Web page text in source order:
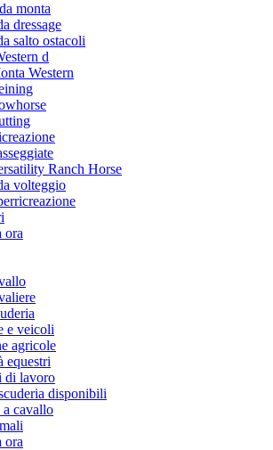
monta
dressage
salto ostacoli
d
Western
Ranch Horse
volteggio
ora
e veicoli
agricole
equestri
di lavoro
disponibili
a cavallo
ora